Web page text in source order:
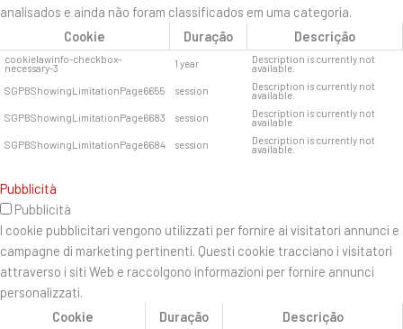
analisados ​​e ainda não foram classificados em uma categoria.
Cookie
Duração Descrição
cookielawinfo-checkbox-
necessary-3 1 year Description is currently not
available.
SGPBShowingLimitationPage6655
session Description is currently not
available.
SGPBShowingLimitationPage6683
session Description is currently not
available.
SGPBShowingLimitationPage6684
session Description is currently not
available.
Pubblicità
Pubblicità
I cookie pubblicitari vengono utilizzati per fornire ai visitatori annunci e
campagne di marketing pertinenti. Questi cookie tracciano i visitatori
attraverso i siti Web e raccolgono informazioni per fornire annunci
personalizzati.
Cookie
Duração Descrição